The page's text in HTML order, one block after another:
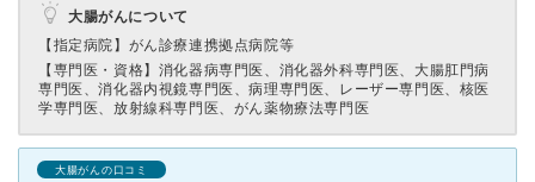
大腸がんについて
【指定病院】 がん診療連携拠点病院等
【専門医・資格】 消化器病専門医、消化器外科専門医、大腸肛門病
専門医、消化器内視鏡専門医、病理専門医、レーザー専門医、核医
学専門医、放射線科専門医、がん薬物療法専門医
大腸がんの口コミ